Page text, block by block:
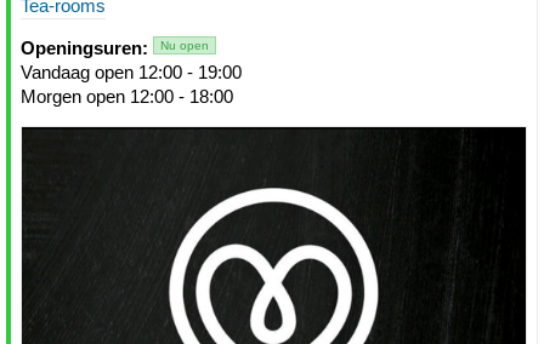
Tea-rooms
Openingsuren: Nu open
Vandaag open 12:00 - 19:00
Morgen open 12:00 - 18:00